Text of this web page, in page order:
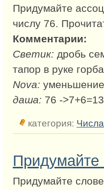
Придумайте
числу 76.
Комментарии:
Светик: дробь
тапор в руке
Nova:
даша: 76 -
категория: Числа
Придумайте
Придумайте